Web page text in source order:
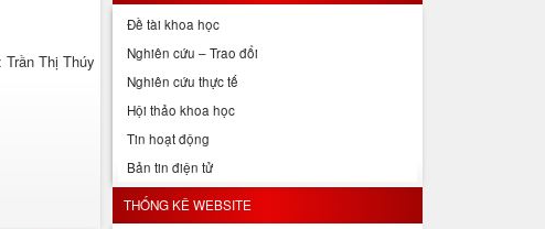
Trần Thị Thúy
Đề tài khoa học
Nghiên cứu – Trao đổi
Nghiên cứu thực tế
Hội thảo khoa học
Tin hoạt động
Bản tin điện tử
THỐNG KÊ WEBSITE